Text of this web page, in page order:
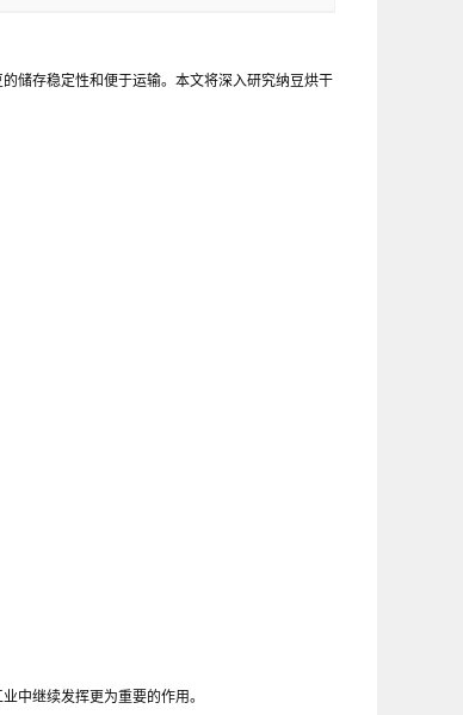
储存稳定性和便于运输。本文将深入研究纳豆烘干
中继续发挥更为重要的作用。